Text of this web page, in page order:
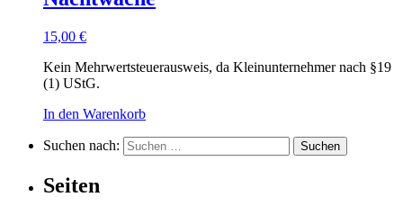
15,00 €
Kein Mehrwertsteuerausweis, da Kleinunternehmer nach §19
(1) UStG.
In den Warenkorb
Suchen nach:
Seiten